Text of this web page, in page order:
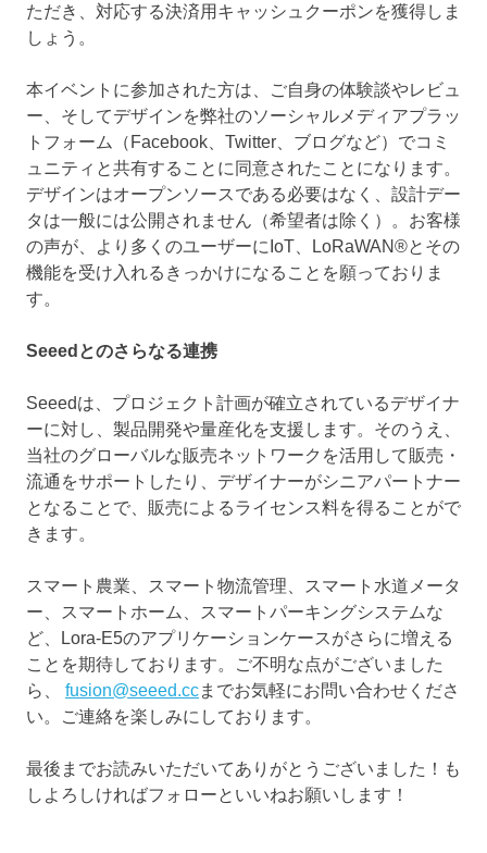
ただき、対応する決済用キャッシュクーポンを獲得しま
しょう。
本イベントに参加された方は、ご自身の体験談やレビュ
ー、そしてデザインを弊社のソーシャルメディアプラッ
トフォーム（Facebook、Twitter、ブログなど）でコミ
ュニティと共有することに同意されたことになります。
デザインはオープンソースである必要はなく、設計デー
タは一般には公開されません（希望者は除く）。お客様
の声が、より多くのユーザーにIoT、LoRaWAN®とその
機能を受け入れるきっかけになることを願っておりま
す。
Seeed とのさらなる連携
Seeedは、プロジェクト計画が確立されているデザイナ
ーに対し、製品開発や量産化を支援します。そのうえ、
当社のグローバルな販売ネットワークを活用して販売・
流通をサポートしたり、デザイナーがシニアパートナー
となることで、販売によるライセンス料を得ることがで
きます。
スマート農業、スマート物流管理、スマート水道メータ
ー、スマートホーム、スマートパーキングシステムな
ど、Lora-E5のアプリケーションケースがさらに増える
ことを期待しております。ご不明な点がございました
ら、 fusion@seeed.ccまでお気軽にお問い合わせくださ
い。ご連絡を楽しみにしております。
最後までお読みいただいてありがとうございました！も
しよろしければフォローといいねお願いします！